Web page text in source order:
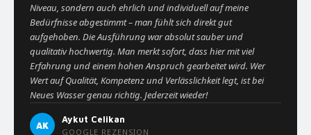
Niveau, sondern auch ehrlich und individuell auf meine
Bedürfnisse abgestimmt – man fühlt sich direkt gut
aufgehoben. Die Ausführung war absolut sauber und
qualitativ hochwertig. Man merkt sofort, dass hier mit viel
Erfahrung und einem hohen Anspruch gearbeitet wird. Wer
Wert auf Qualität, Kompetenz und Verlässlichkeit legt, ist bei
Neues Wasser genau richtig. Jederzeit wieder!
AK
Aykut Celikan
GOOGLE REZENSION